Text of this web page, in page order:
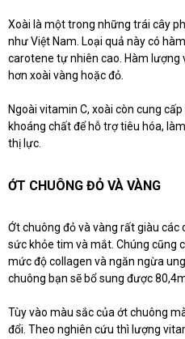
Xoài là một trong những trái cây
như Việt Nam. Loại quả này có
carotene tự nhiên cao. Hàm lượng
hơn xoài vàng hoặc đỏ.
Ngoài vitamin C, xoài còn cung
khoáng chất để hỗ trợ tiêu hóa,
thị lực.
ỚT CHUÔNG ĐỎ VÀ VÀNG
Ớt chuông đỏ và vàng rất giàu các
sức khỏe tim và mắt. Chúng cũng
mức độ collagen và ngăn ngừa
chuông bạn sẽ bổ sung được
Tùy vào màu sắc của ớt chuông
đổi. Theo nghiên cứu thì lượng